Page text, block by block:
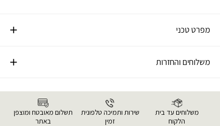
מפרט טכני
משלוחים והחזרות
משלוחים עד בית
הלקוח
שירות ותמיכה טלפונית
זמין
תשלום מאובטח ומוצפן
באתר